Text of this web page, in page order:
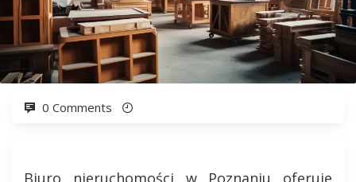
0 Comments
Biuro nieruchomości w Poznaniu oferuje